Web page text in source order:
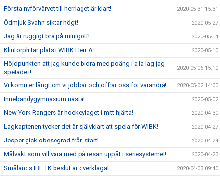
Första nyförvärvet till herrlaget är klart! 2020-05-31 15:31
Ödmjuk Svahn siktar högt! 2020-05-27
Jag är ruggigt bra på minigolf! 2020-05-14
Klintorph tar plats i WIBK Herr A. 2020-05-10
Höjdpunkten att jag kunde bidra med poäng i alla lag jag
spelade i!
2020-05-06 15:10
Vi kommer långt om vi jobbar och offrar oss för varandra! 2020-05-02 14:00
Innebandygymnasium nästa! 2020-05-02
New York Rangers är hockeylaget i mitt hjärta! 2020-04-30
Lagkaptenen tycker det är självklart att spela för WIBK! 2020-04-27
Jesper gick obesegrad från start! 2020-04-24
Målvakt som vill vara med på resan uppåt i seriesystemet! 2020-04-23
Smålands IBF TK beslut är överklagat. 2020-04-03 09:40